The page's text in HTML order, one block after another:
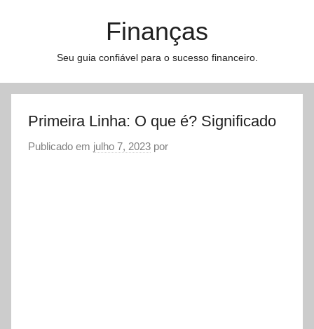
Finanças
Seu guia confiável para o sucesso financeiro.
Primeira Linha: O que é? Significado
Publicado em julho 7, 2023 por